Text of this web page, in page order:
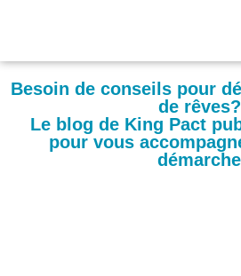
Besoin de conseils pour
de rêves?
Le blog de King Pact
pour vous
démarche